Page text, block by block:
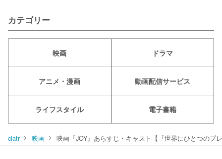
カテゴリー
映画 ドラマ
アニメ・漫画 動画配信サービス
ライフスタイル 電子書籍
ciatr 映画 映画『JOY』あらすじ・キャスト【『世界にひとつのプ